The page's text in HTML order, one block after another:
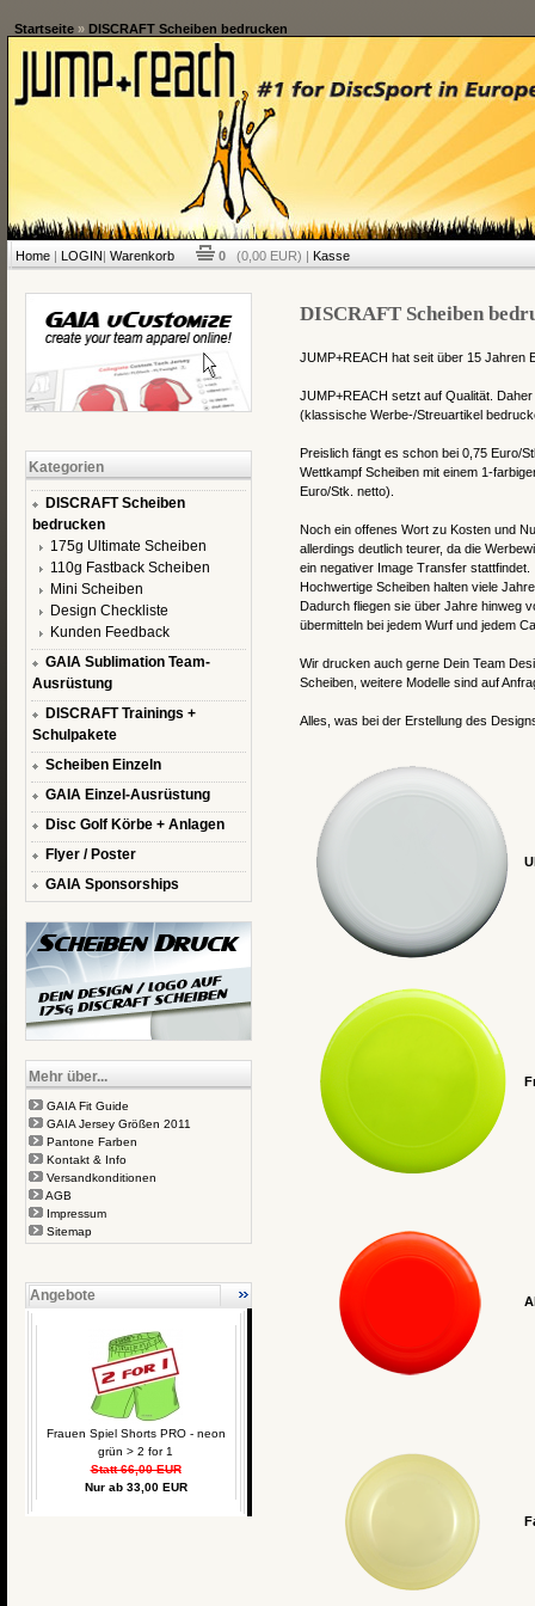
Startseite» DISCRAFT Scheiben bedrucken
Home| LOGIN| Warenkorb 0 (0,00 EUR) | Kasse
Kategorien
DISCRAFT Scheiben
bedrucken
175g Ultimate Scheiben
110g Fastback Scheiben
Mini Scheiben
Design Checkliste
Kunden Feedback
GAIA Sublimation Team-
Ausrüstung
DISCRAFT Trainings +
Schulpakete
Scheiben Einzeln
GAIA Einzel-Ausrüstung
Disc Golf Körbe + Anlagen
Flyer / Poster
GAIA Sponsorships
Mehr über...
GAIA Fit Guide
GAIA Jersey Größen 2011
Pantone Farben
Kontakt & Info
Versandkonditionen
AGB
Impressum
Sitemap
Angebote
Frauen Spiel Shorts PRO - neon
grün > 2 for 1
Statt 66,00 EUR
Nur ab 33,00 EUR
DISCRAFT Scheiben
JUMP+REACH hat seit über 15 Jahren
JUMP+REACH setzt auf Qualität.
(klassische Werbe-/Streuartikel
Preislich fängt es schon bei 0,75 Euro/
Wettkampf Scheiben mit einem 1-
Euro/Stk. netto).
Noch ein offenes Wort zu Kosten und
allerdings deutlich teurer, da die
ein negativer Image Transfer stattfindet.
Hochwertige Scheiben halten viele
Dadurch fliegen sie über Jahre hinweg
übermitteln bei jedem Wurf und jedem
Wir drucken auch gerne Dein Team
Scheiben, weitere Modelle sind auf
Alles, was bei der Erstellung des